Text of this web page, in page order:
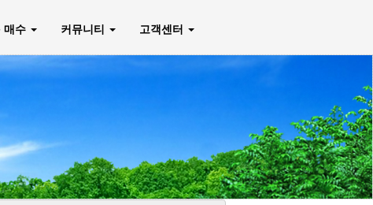
매수 커뮤니티 고객센터